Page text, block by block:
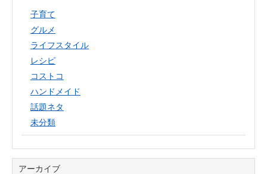
子育て
グルメ
ライフスタイル
レシピ
コストコ
ハンドメイド
話題ネタ
未分類
アーカイブ